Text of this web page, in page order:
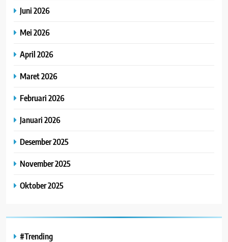
Juni 2026
Mei 2026
April 2026
Maret 2026
Februari 2026
Januari 2026
Desember 2025
November 2025
Oktober 2025
#Trending